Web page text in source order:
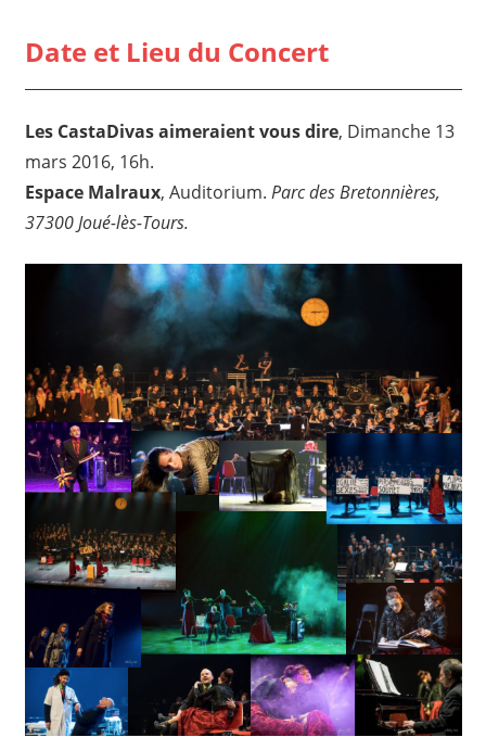
Date et Lieu du Concert
Les CastaDivas aimeraient vous dire, Dimanche 13
mars 2016, 16h.
Espace Malraux, Auditorium. Parc des Bretonnières,
37300 Joué-lès-Tours.